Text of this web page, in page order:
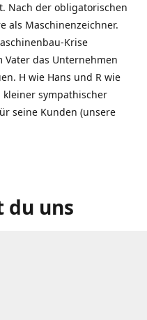
Nach der obligatorischen
als Maschinenzeichner.
Krise
das Unternehmen
H wie Hans und R wie
kleiner sympathischer
seine Kunden (unsere
du uns